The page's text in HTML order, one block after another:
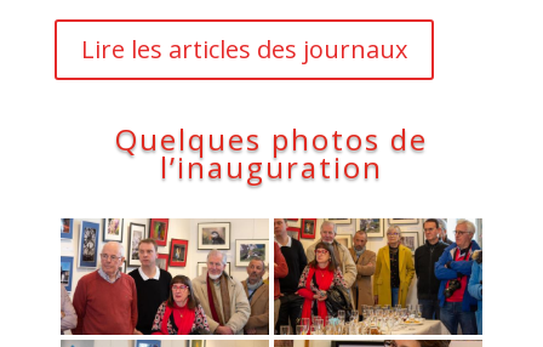
Lire les articles des journaux
Quelques photos de
l’inauguration